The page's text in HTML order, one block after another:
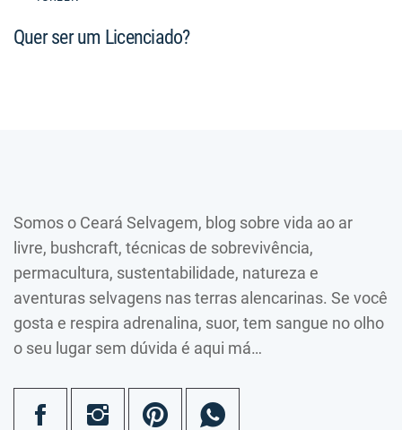
Quer ser um Licenciado?
Somos o Ceará Selvagem, blog sobre vida ao ar
livre, bushcraft, técnicas de sobrevivência,
permacultura, sustentabilidade, natureza e
aventuras selvagens nas terras alencarinas. Se você
gosta e respira adrenalina, suor, tem sangue no olho
o seu lugar sem dúvida é aqui má…